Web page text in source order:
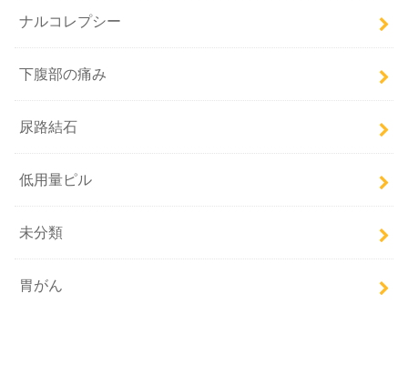
ナルコレプシー
下腹部の痛み
尿路結石
低用量ピル
未分類
胃がん